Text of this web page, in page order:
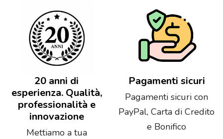
20 anni di
esperienza. Qualità,
professionalità e
innovazione
Mettiamo a tua
Pagamenti sicuri
Pagamenti sicuri con
PayPal, Carta di Credito
e Bonifico